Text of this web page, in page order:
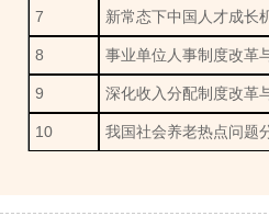
7 新常态下中国人才成长
8 事业单位人事制度改革
9 深化收入分配制度改革
10 我国社会养老热点问题